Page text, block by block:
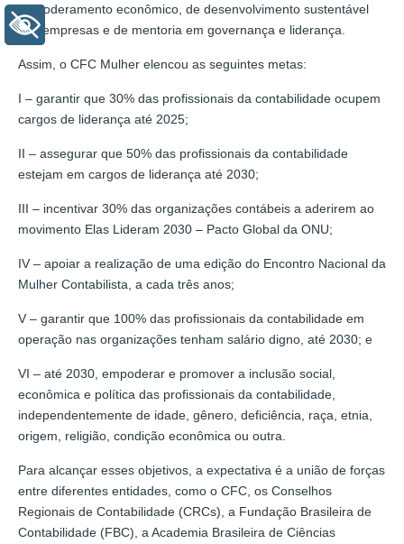
empoderamento econômico, de desenvolvimento sustentável
das empresas e de mentoria em governança e liderança.
Assim, o CFC Mulher elencou as seguintes metas:
I – garantir que 30% das profissionais da contabilidade ocupem
cargos de liderança até 2025;
II – assegurar que 50% das profissionais da contabilidade
estejam em cargos de liderança até 2030;
III – incentivar 30% das organizações contábeis a aderirem ao
movimento Elas Lideram 2030 – Pacto Global da ONU;
IV – apoiar a realização de uma edição do Encontro Nacional da
Mulher Contabilista, a cada três anos;
V – garantir que 100% das profissionais da contabilidade em
operação nas organizações tenham salário digno, até 2030; e
VI – até 2030, empoderar e promover a inclusão social,
econômica e política das profissionais da contabilidade,
independentemente de idade, gênero, deficiência, raça, etnia,
origem, religião, condição econômica ou outra.
Para alcançar esses objetivos, a expectativa é a união de forças
entre diferentes entidades, como o CFC, os Conselhos
Regionais de Contabilidade (CRCs), a Fundação Brasileira de
Contabilidade (FBC), a Academia Brasileira de Ciências
+ Acessibilidade